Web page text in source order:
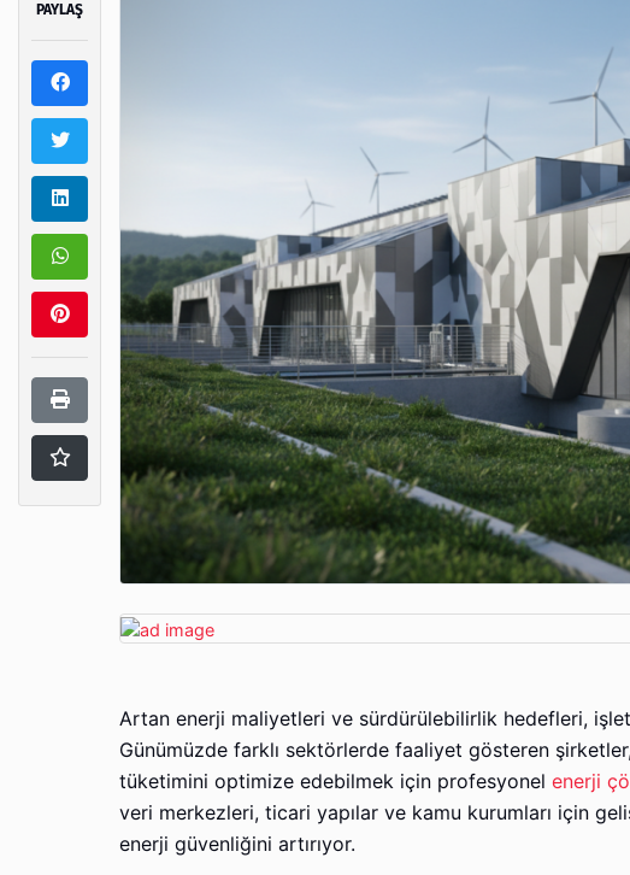
PAYLAŞ
Artan enerji maliyetleri ve sürdürülebilirlik hedefleri,
Günümüzde farklı sektörlerde faaliyet gösteren
tüketimini optimize edebilmek için profesyonel enerji
veri merkezleri, ticari yapılar ve kamu kurumları için
enerji güvenliğini artırıyor.